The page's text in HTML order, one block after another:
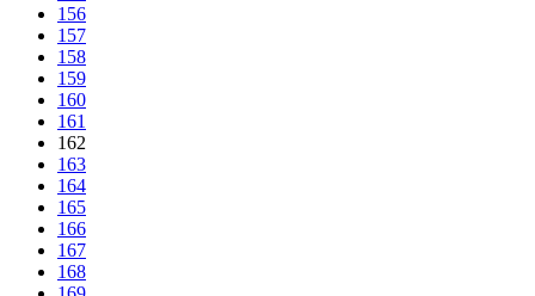
156
157
158
159
160
161
162
163
164
165
166
167
168